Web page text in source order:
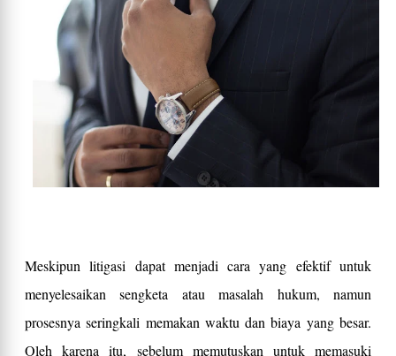
Meskipun litigasi dapat menjadi cara yang efektif untuk
menyelesaikan sengketa atau masalah hukum, namun
prosesnya seringkali memakan waktu dan biaya yang besar.
Oleh karena itu, sebelum memutuskan untuk memasuki